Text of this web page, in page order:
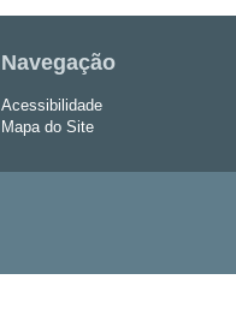
Navegação
Acessibilidade
Mapa do Site